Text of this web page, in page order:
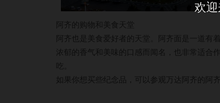
欢
阿齐的购物和美食天堂
阿齐也是美食爱好者的天堂。阿齐面是一道
浓郁的香气和美味的口感而闻名，也非常适
吃。
如果你想买些纪念品，可以参观万达阿齐的阿